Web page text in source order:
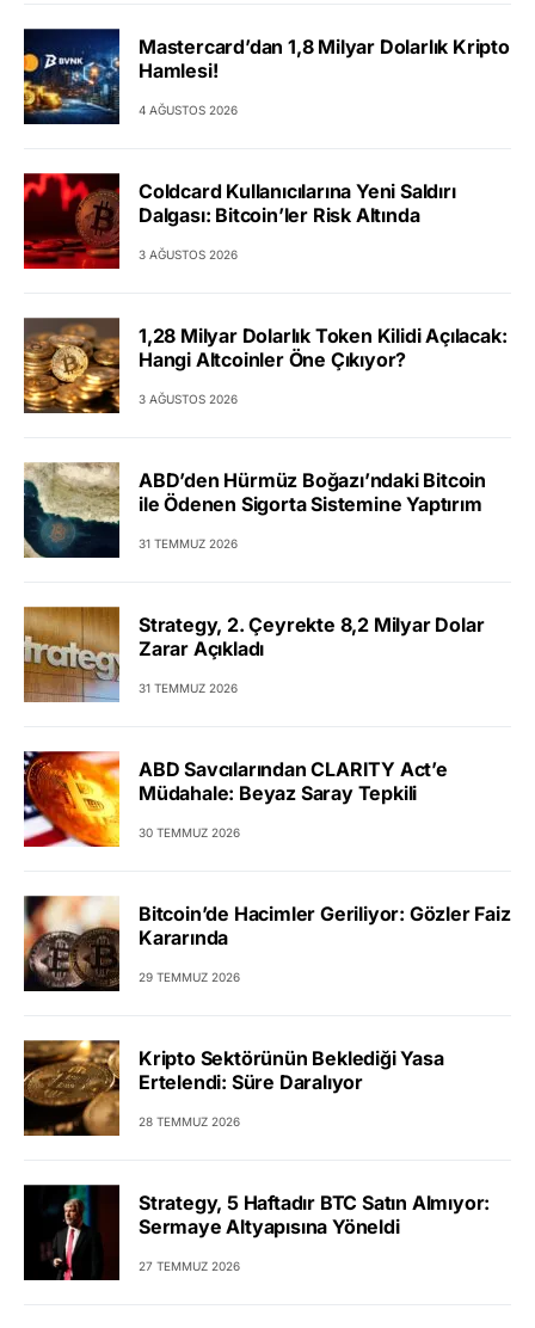
Mastercard’dan 1,8 Milyar Dolarlık Kripto
Hamlesi!
4 AĞUSTOS 2026
Coldcard Kullanıcılarına Yeni Saldırı
Dalgası: Bitcoin’ler Risk Altında
3 AĞUSTOS 2026
1,28 Milyar Dolarlık Token Kilidi Açılacak:
Hangi Altcoinler Öne Çıkıyor?
3 AĞUSTOS 2026
ABD’den Hürmüz Boğazı’ndaki Bitcoin
ile Ödenen Sigorta Sistemine Yaptırım
31 TEMMUZ 2026
Strategy, 2. Çeyrekte 8,2 Milyar Dolar
Zarar Açıkladı
31 TEMMUZ 2026
ABD Savcılarından CLARITY Act’e
Müdahale: Beyaz Saray Tepkili
30 TEMMUZ 2026
Bitcoin’de Hacimler Geriliyor: Gözler Faiz
Kararında
29 TEMMUZ 2026
Kripto Sektörünün Beklediği Yasa
Ertelendi: Süre Daralıyor
28 TEMMUZ 2026
Strategy, 5 Haftadır BTC Satın Almıyor:
Sermaye Altyapısına Yöneldi
27 TEMMUZ 2026